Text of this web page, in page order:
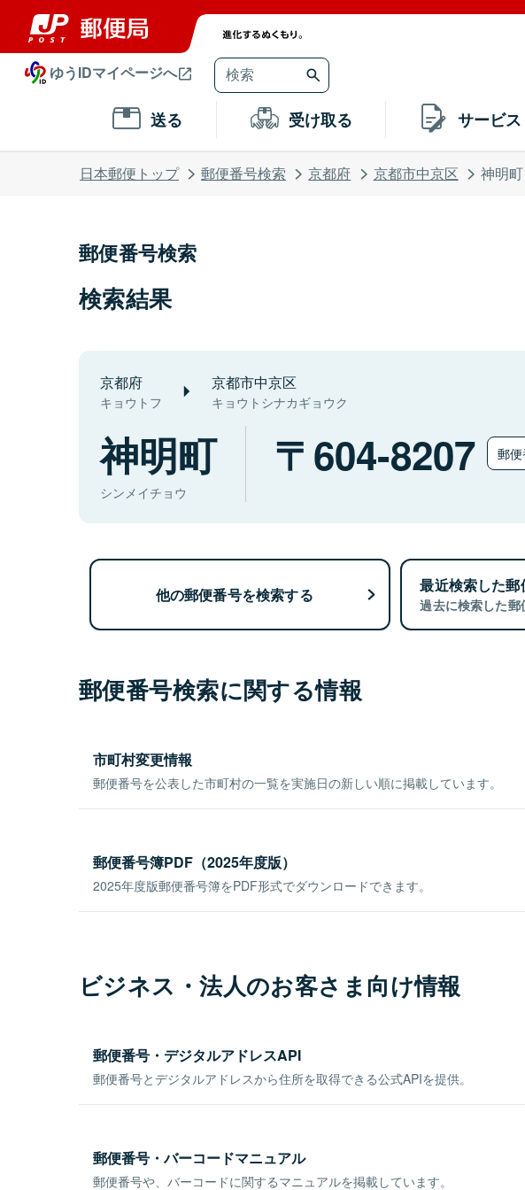
ゆうIDマイページへ
送る 受け取る サービ
日本郵便トップ 郵便番号検索 京都府 京都市中京区 神明町
郵便番号検索
検索結果
京都府
キョウトフ
京都市中京区
キョウトシナカギョウク
神明町
シンメイチョウ
604-8207 郵
他の郵便番号を検索する 最近検索した郵
過去に検索した郵
郵便番号検索に関する情報
市町村変更情報
郵便番号を公表した市町村の一覧を実施日の新しい順に掲載しています。
郵便番号簿PDF（2025年度版）
2025年度版郵便番号簿をPDF形式でダウンロードできます。
ビジネス・法人のお客さま向け情報
郵便番号・デジタルアドレスAPI
郵便番号とデジタルアドレスから住所を取得できる公式APIを提供。
郵便番号・バーコードマニュアル
郵便番号や、バーコードに関するマニュアルを掲載しています。